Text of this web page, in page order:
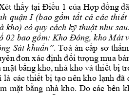
thấy tại Điều 1 của Hợp đồng đã
quận I (bao gồm tất cả các thiết
kho) có quy cách kỹ thuật như sau:
02 bao gồm: Kho Đông, kho Mát và
Sát khuẩn”. Toà án cấp sơ thẩm
đơn xác định đối tượng mua bán
mặt bằng kho, nhà kho và thiết bị
là các thiết bị tạo nên kho lạnh đã
m mặt bằng nhà kho. Do các bên